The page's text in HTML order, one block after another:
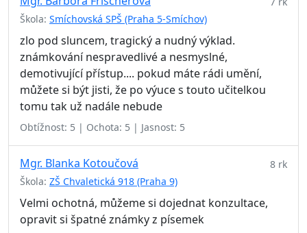
Škola: Smíchovská SPŠ (Praha 5-Smíchov)
zlo pod sluncem, tragický a nudný výklad.
známkování nespravedlivé a nesmyslné,
demotivující přístup.... pokud máte rádi umění,
můžete si být jisti, že po výuce s touto učitelkou
tomu tak už nadále nebude
Obtížnost: 5 | Ochota: 5 | Jasnost: 5
Mgr. Blanka Kotoučová
Škola: ZŠ Chvaletická 918 (Praha 9)
8 rk
Velmi ochotná, můžeme si dojednat konzultace,
opravit si špatné známky z písemek